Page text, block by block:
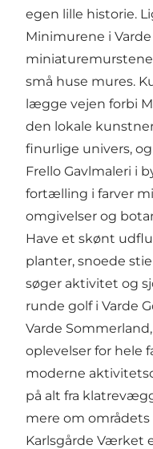
egen lille historie.
Minimurene i Varde
små huse mures.
lægge vejen forbi
den lokale
finurlige univers,
Frello Gavlmaleri i
fortælling i farver
omgivelser og
Have et skønt
planter, snoede
søger aktivitet og
runde golf i Varde
Varde Sommerland
oplevelser for hele
moderne
på alt fra
mere om
Karlsgårde Værket